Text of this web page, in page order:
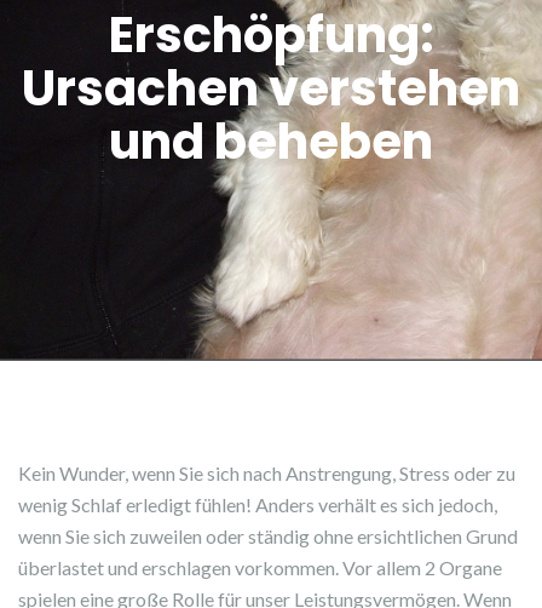
Erschöpfung:
Ursachen verstehen
und beheben
Kein Wunder, wenn Sie sich nach Anstrengung, Stress oder zu
wenig Schlaf erledigt fühlen! Anders verhält es sich jedoch,
wenn Sie sich zuweilen oder ständig ohne ersichtlichen Grund
überlastet und erschlagen vorkommen. Vor allem 2 Organe
spielen eine große Rolle für unser Leistungsvermögen. Wenn